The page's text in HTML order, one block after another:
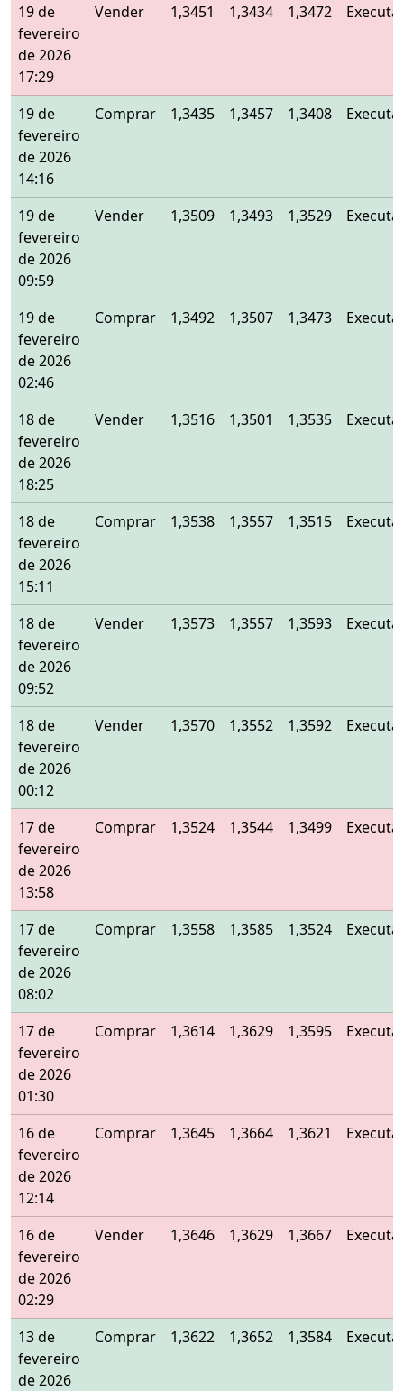
19 de
fevereiro
de 2026
17:29
Vender 1,3451 1,3434 1,3472
19 de
fevereiro
de 2026
14:16
Comprar 1,3435 1,3457 1,3408
19 de
fevereiro
de 2026
09:59
Vender 1,3509 1,3493 1,3529
19 de
fevereiro
de 2026
02:46
Comprar 1,3492 1,3507 1,3473
18 de
fevereiro
de 2026
18:25
Vender 1,3516 1,3501 1,3535
18 de
fevereiro
de 2026
15:11
Comprar 1,3538 1,3557 1,3515
18 de
fevereiro
de 2026
09:52
Vender 1,3573 1,3557 1,3593
18 de
fevereiro
de 2026
00:12
Vender 1,3570 1,3552 1,3592
17 de
fevereiro
de 2026
13:58
Comprar 1,3524 1,3544 1,3499
17 de
fevereiro
de 2026
08:02
Comprar 1,3558 1,3585 1,3524
17 de
fevereiro
de 2026
01:30
Comprar 1,3614 1,3629 1,3595
16 de
fevereiro
de 2026
12:14
Comprar 1,3645 1,3664 1,3621
16 de
fevereiro
de 2026
02:29
Vender 1,3646 1,3629 1,3667
13 de
fevereiro
de 2026
Comprar 1,3622 1,3652 1,3584